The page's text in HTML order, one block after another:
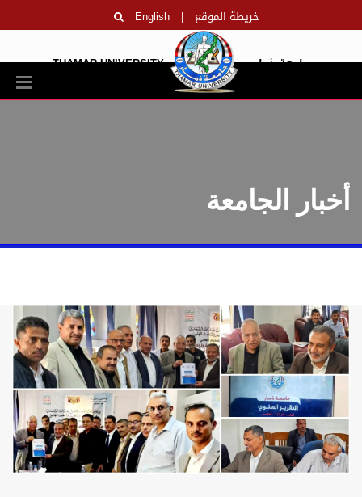
خريطة الموقع |
English
جامعة ذمار THAMAR UNIVERSITY
أخبار الجامعة